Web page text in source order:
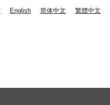
English 简体中文 繁體中文